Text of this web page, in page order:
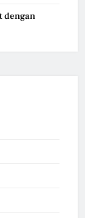
dengan